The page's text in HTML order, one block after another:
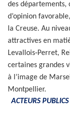
des départements,
d’opinion
la Creuse. Au
attractives en
Levallois‑Perret,
certaines grandes
à l’image de
Montpellier.
ACTEURS